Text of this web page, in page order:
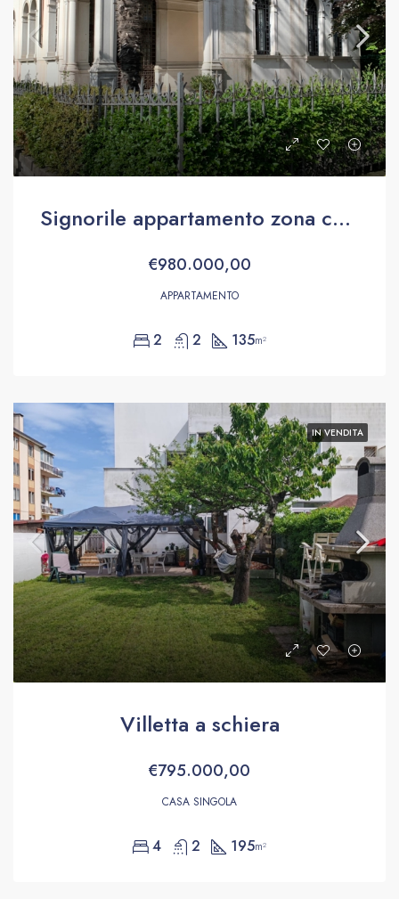
Signorile appartamento zona centro Lido di Venezia
€980.000,00
APPARTAMENTO
2 2 135m²
IN VENDITA
Villetta a schiera
€795.000,00
CASA SINGOLA
4 2 195m²